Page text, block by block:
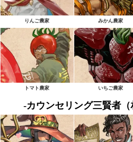
りんご農家 みかん農家
トマト農家 いちご農家
-カウンセリング三賢者